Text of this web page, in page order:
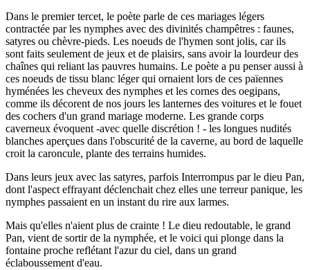
Dans le premier tercet, le poète parle de ces mariages légers
contractée par les nymphes avec des divinités champêtres : faunes,
satyres ou chèvre-pieds. Les noeuds de l'hymen sont jolis, car ils
sont faits seulement de jeux et de plaisirs, sans avoir la lourdeur des
chaînes qui reliant las pauvres humains. Le poète a pu penser aussi à
ces noeuds de tissu blanc léger qui ornaient lors de ces païennes
hyménées les cheveux des nymphes et les cornes des oegipans,
comme ils décorent de nos jours les lanternes des voitures et le fouet
des cochers d'un grand mariage moderne. Les grande corps
caverneux évoquent -avec quelle discrétion ! - les longues nudités
blanches aperçues dans l'obscurité de la caverne, au bord de laquelle
croit la caroncule, plante des terrains humides.
Dans leurs jeux avec las satyres, parfois Interrompus par le dieu Pan,
dont l'aspect effrayant déclenchait chez elles une terreur panique, les
nymphes passaient en un instant du rire aux larmes.
Mais qu'elles n'aient plus de crainte ! Le dieu redoutable, le grand
Pan, vient de sortir de la nymphée, et le voici qui plonge dans la
fontaine proche reflétant l'azur du ciel, dans un grand
éclaboussement d'eau.